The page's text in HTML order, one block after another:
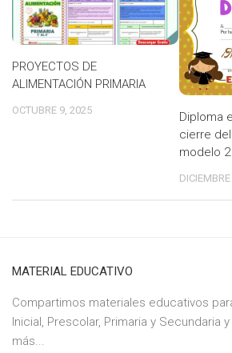
PROYECTOS DE
ALIMENTACIÓN PRIMARIA
OCTUBRE 9, 2025
Diploma
cierre
modelo 2
MATERIAL EDUCATIVO
Compartimos materiales educativos
Inicial, Prescolar, Primaria y Secundaria
más...